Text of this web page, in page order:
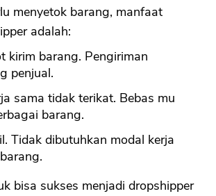
menyetok barang, manfaat
adalah:
kirim barang. Pengiriman
penjual.
sama tidak terikat. Bebas mu
barang.
Tidak dibutuhkan modal kerja
bisa sukses menjadi dropshipper